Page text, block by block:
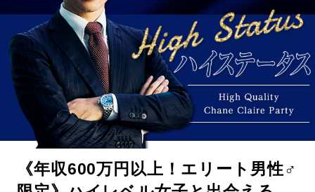
《年収600万円以上！エリート男性♂